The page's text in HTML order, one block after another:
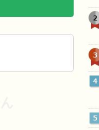
2
3
4
5